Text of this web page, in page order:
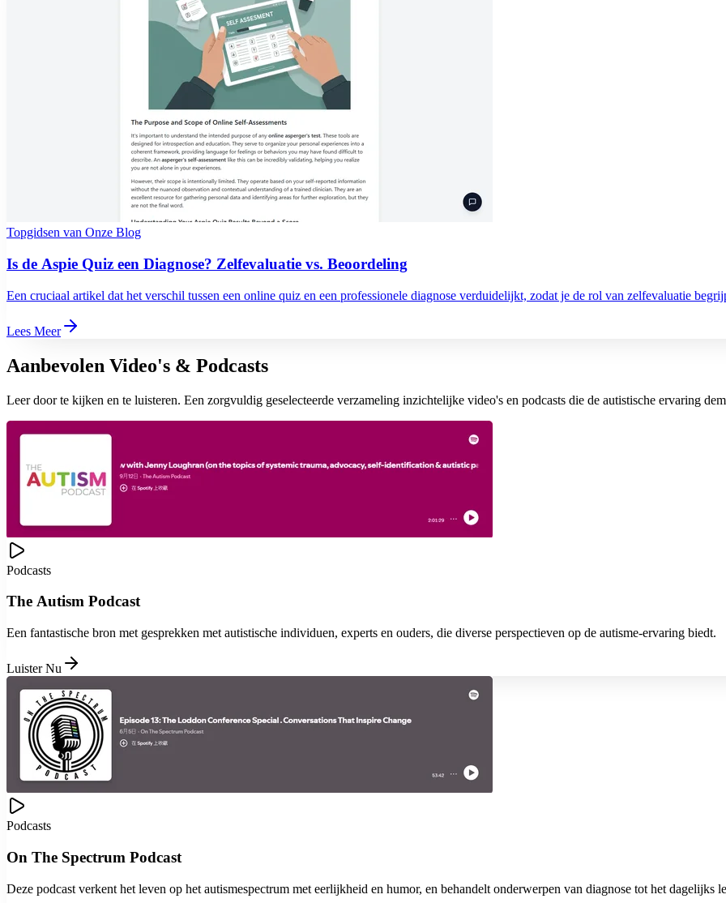
Topgidsen van Onze Blog
Is de Aspie Quiz een Diagnose? Zelfevaluatie vs. Beoordeling
Een cruciaal artikel dat het verschil tussen een online quiz en een professionele diagnose verduidelijkt, zodat je de rol van zelfevaluatie
Lees Meer
Aanbevolen Video's & Podcasts
Leer door te kijken en te luisteren. Een zorgvuldig geselecteerde verzameling inzichtelijke video's en podcasts die de autistische ervaring
Podcasts
The Autism Podcast
Een fantastische bron met gesprekken met autistische individuen, experts en ouders, die diverse perspectieven op de autisme-ervaring biedt.
Luister Nu
Podcasts
On The Spectrum Podcast
Deze podcast verkent het leven op het autismespectrum met eerlijkheid en humor, en behandelt onderwerpen van diagnose tot het dagelijks